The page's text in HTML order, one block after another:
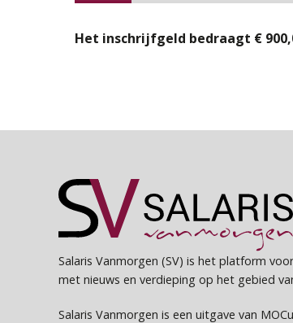
Het inschrijfgeld bedraagt €
Salaris Vanmorgen (SV) is het platform
met nieuws en verdieping op het gebied
Salaris Vanmorgen is een uitgave van